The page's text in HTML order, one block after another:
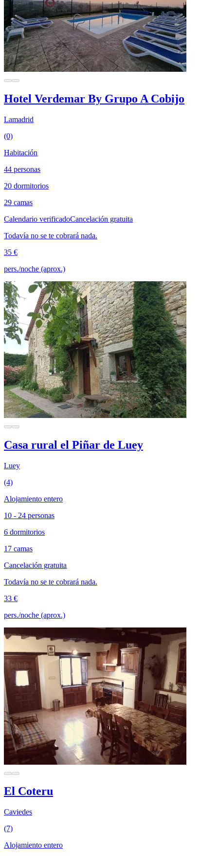
Hotel Verdemar By Grupo A Cobijo
Lamadrid
(0)
Habitación
44 personas
20 dormitorios
29 camas
Calendario verificadoCancelación gratuita
Todavía no se te cobrará nada.
35 €
pers./noche (aprox.)
Casa rural el Piñar de Luey
Luey
(4)
Alojamiento entero
10 - 24 personas
6 dormitorios
17 camas
Cancelación gratuita
Todavía no se te cobrará nada.
33 €
pers./noche (aprox.)
El Coteru
Caviedes
(7)
Alojamiento entero